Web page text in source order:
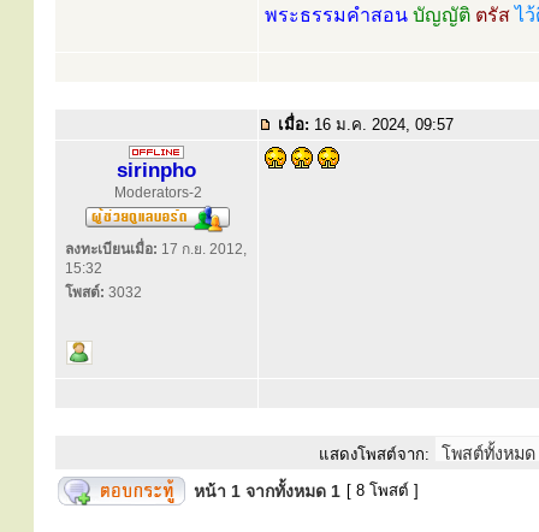
พระธรรมคำสอน บัญญัติ ตรัสไ
เมื่อ: 16 ม.ค. 2024, 09:57
sirinpho
Moderators-2
ลงทะเบียนเมื่อ: 17 ก.ย. 2012,
15:32
โพสต์: 3032
แสดงโพสต์จาก:
หน้า 1 จากทั้งหมด 1 [ 8 โพสต์ ]